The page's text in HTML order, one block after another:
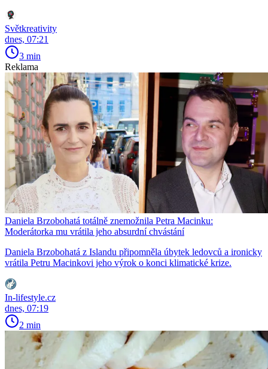
Světkreativity
dnes, 07:21
3 min
Reklama
Daniela Brzobohatá totálně znemožnila Petra Macinku:
Moderátorka mu vrátila jeho absurdní chvástání
Daniela Brzobohatá z Islandu připomněla úbytek ledovců a ironicky
vrátila Petru Macinkovi jeho výrok o konci klimatické krize.
In-lifestyle.cz
dnes, 07:19
2 min